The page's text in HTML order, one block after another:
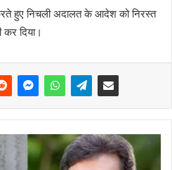
हुए निचली अदालत के आदेश को निरस्त
दिया।